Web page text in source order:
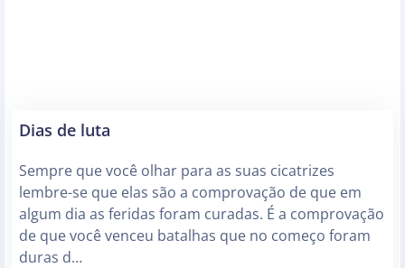
Dias de luta
Sempre que você olhar para as suas cicatrizes
lembre-se que elas são a comprovação de que em
algum dia as feridas foram curadas. É a comprovação
de que você venceu batalhas que no começo foram
duras d…